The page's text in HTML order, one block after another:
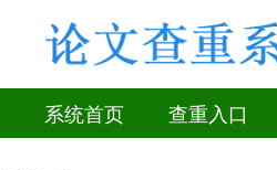
系统首页 查重入口